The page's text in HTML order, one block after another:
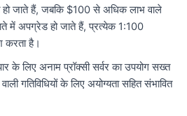
हो जाते हैं, जबकि $100 से अधिक लाभ वाले
में अपग्रेड हो जाते हैं, प्रत्येक 1:100
करता है।
के लिए अनाम प्रॉक्सी सर्वर का उपयोग सख्त
गतिविधियों के लिए अयोग्यता सहित संभावित